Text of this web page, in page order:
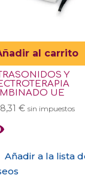
al carrito
Y
UE
€ sin impuestos
Añadir a la lista